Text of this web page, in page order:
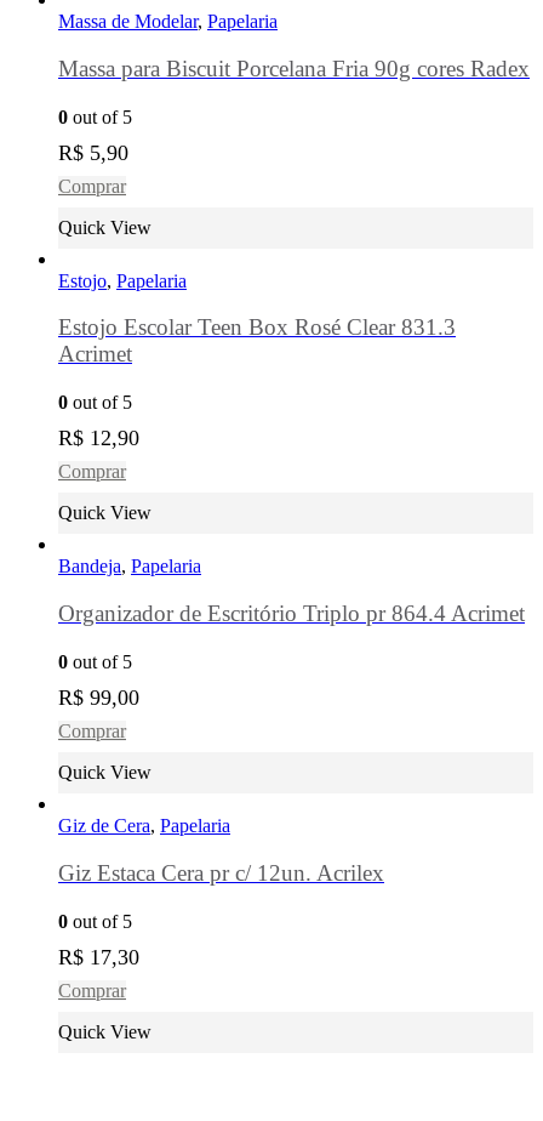
Massa de Modelar, Papelaria
Massa para Biscuit Porcelana Fria 90g cores Radex
0 out of 5
R$ 5,90
Comprar
Quick View
Estojo, Papelaria
Estojo Escolar Teen Box Rosé Clear 831.3
Acrimet
0 out of 5
R$ 12,90
Comprar
Quick View
Bandeja, Papelaria
Organizador de Escritório Triplo pr 864.4 Acrimet
0 out of 5
R$ 99,00
Comprar
Quick View
Giz de Cera, Papelaria
Giz Estaca Cera pr c/ 12un. Acrilex
0 out of 5
R$ 17,30
Comprar
Quick View